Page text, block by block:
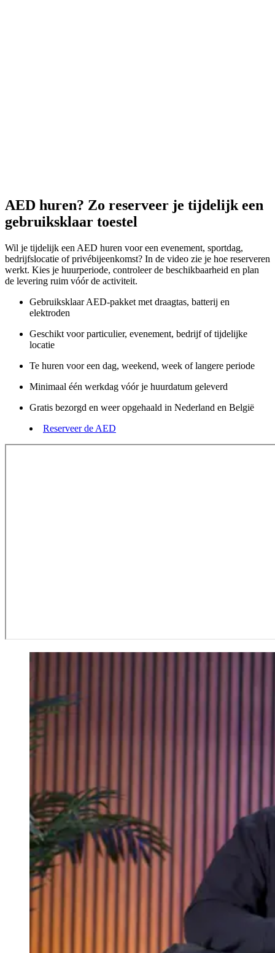
AED huren? Zo reserveer je tijdelijk een
gebruiksklaar toestel
Wil je tijdelijk een AED huren voor een evenement, sportdag,
bedrijfslocatie of privébijeenkomst? In de video zie je hoe reserveren
werkt. Kies je huurperiode, controleer de beschikbaarheid en plan
de levering ruim vóór de activiteit.
Gebruiksklaar AED-pakket met draagtas, batterij en
elektroden
Geschikt voor particulier, evenement, bedrijf of tijdelijke
locatie
Te huren voor een dag, weekend, week of langere periode
Minimaal één werkdag vóór je huurdatum geleverd
Gratis bezorgd en weer opgehaald in Nederland en België
Reserveer de AED